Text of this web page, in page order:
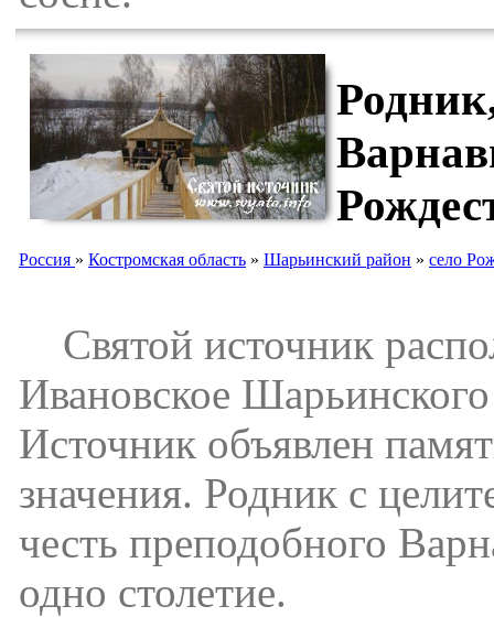
Россия » Костромская область » Шарьинский район » село
Святой источник
Ивановское
Источник объявлен
значения. Родник с
честь преподобного
одно столетие.